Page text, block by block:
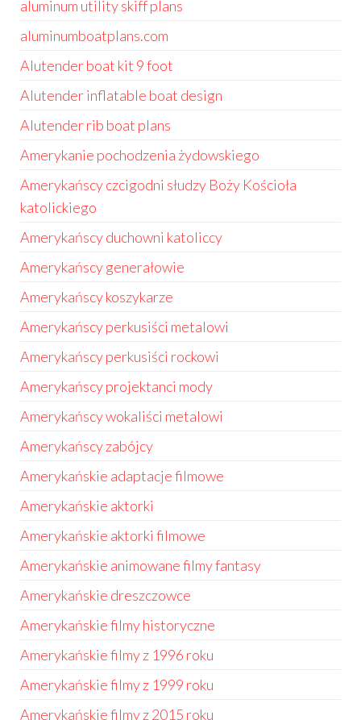
aluminum utility skiff plans
aluminumboatplans.com
Alutender boat kit 9 foot
Alutender inflatable boat design
Alutender rib boat plans
Amerykanie pochodzenia żydowskiego
Amerykańscy czcigodni słudzy Boży Kościoła
katolickiego
Amerykańscy duchowni katoliccy
Amerykańscy generałowie
Amerykańscy koszykarze
Amerykańscy perkusiści metalowi
Amerykańscy perkusiści rockowi
Amerykańscy projektanci mody
Amerykańscy wokaliści metalowi
Amerykańscy zabójcy
Amerykańskie adaptacje filmowe
Amerykańskie aktorki
Amerykańskie aktorki filmowe
Amerykańskie animowane filmy fantasy
Amerykańskie dreszczowce
Amerykańskie filmy historyczne
Amerykańskie filmy z 1996 roku
Amerykańskie filmy z 1999 roku
Amerykańskie filmy z 2015 roku